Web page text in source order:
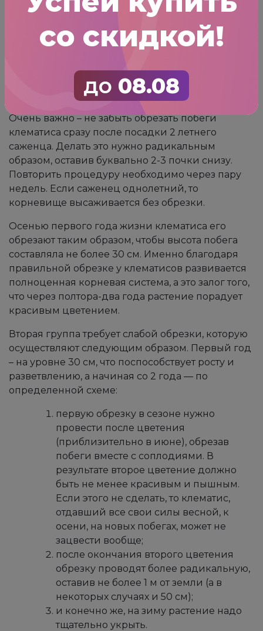
со скидкой!
до 08.08
калия, а после цветения вносят подкормки с
содержанием фосфора. Нередко садоводы
используют специализированные удобрения
для цветущих кустарников, какие как Покон или
Правила обрезки
Очень важно – не забыть обрезать побеги
клематиса сразу после посадки 2 летнего
саженца. Делать это нужно радикальным
образом, оставив буквально 2-3 почки снизу.
Повторить процедуру необходимо через пару
недель. Если саженец однолетний, то
корневище высаживается без обрезки.
Осенью первого года жизни клематиса его
обрезают таким образом, чтобы высота побега
составляла не более 30 см. Именно благодаря
правильной обрезке у клематисов развивается
полноценная корневая система, а это залог того,
что через полтора-два года растение порадует
красивым цветением.
Вторая группа требует слабой обрезки, которую
осуществляют следующим образом. Первый год
– на уровне 30 см, что поспособствует росту и
разветвлению, а начиная со 2 года — по
определенной схеме:
первую обрезку в сезоне нужно
провести после цветения
(приблизительно в июне), обрезав
побеги вместе с соплодиями. В
результате второе цветение должно
быть не менее красивым и пышным.
Если этого не сделать, то клематис,
отдавший все свои силы весной, к
осени, на новых побегах, может не
зацвести вообще;
после окончания второго цветения
обрезку проводят более радикальную,
оставив не более 1 м от земли (а в
некоторых случаях и 50 см);
и конечно же, на зиму растение надо
тщательно укрыть.